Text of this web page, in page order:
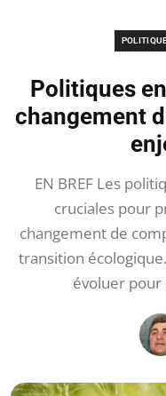
Politiques
changement
EN BREF Les
cruciales pour
changement de
transition
évoluer